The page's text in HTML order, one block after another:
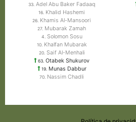
33. Adel Abu Baker Fadaaq
16. Khalid Hashemi
26. Khamis Al-Mansoori
27. Mubarak Zamah
4. Solomon Sosu
10.Khalfan Mubarak
20.Saif Al-Menhali
63. Otabek Shukurov
19.Munas Dabbur
70. Nassim Chadli